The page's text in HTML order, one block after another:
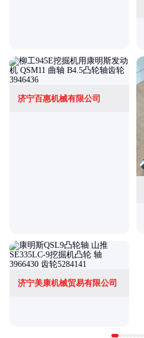
济宁百惠机械有限公司
济宁美康机械贸易有限公司